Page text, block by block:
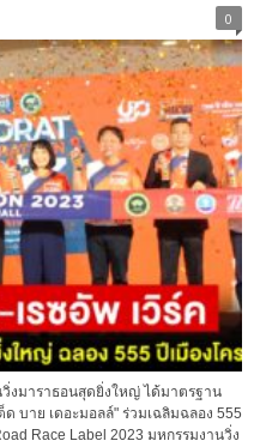
0
วิ่งมาราธอนสุดยิ่งใหญ่ ได้มาตรฐาน
บาย เดอะมอลล์" ร่วมเฉลิมฉลอง 555
Race Label 2023 มหกรรมงานวิ่ง